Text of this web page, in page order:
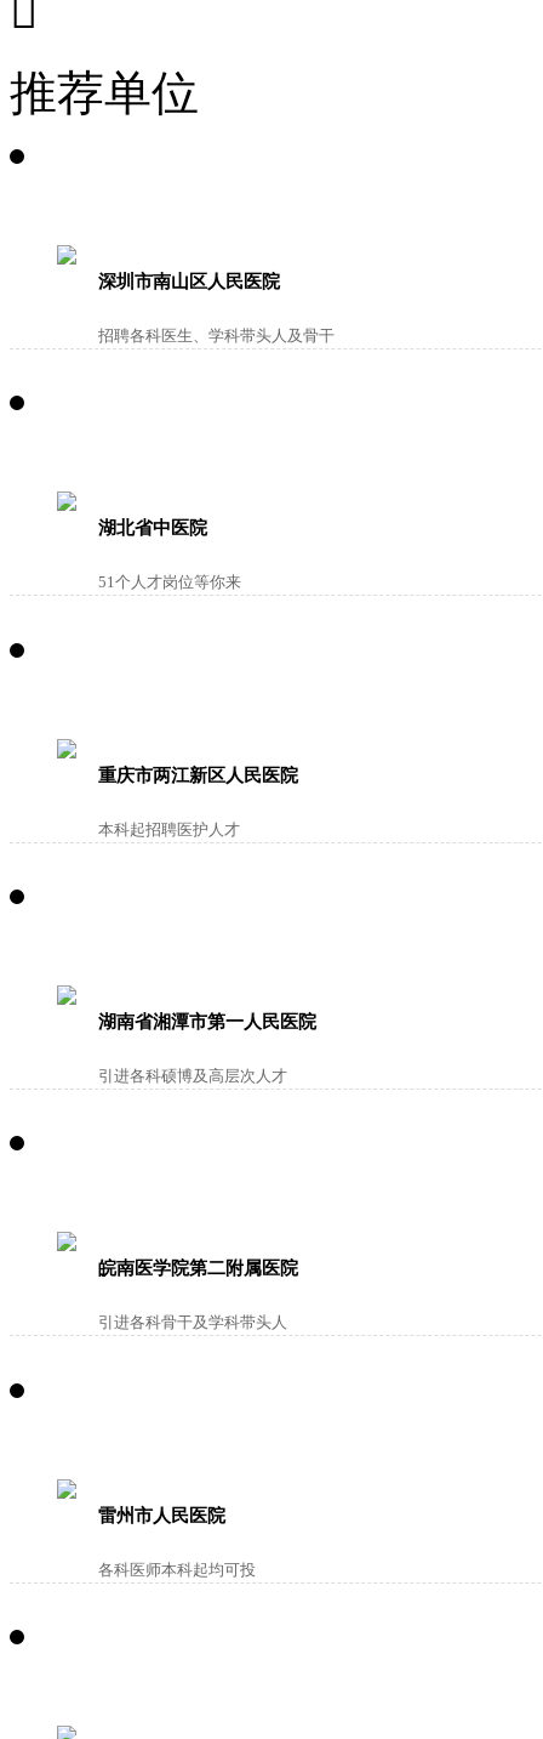

推荐单位
深圳市南山区人民医院
招聘各科医生、学科带头人及骨干
湖北省中医院
51个人才岗位等你来
重庆市两江新区人民医院
本科起招聘医护人才
湖南省湘潭市第一人民医院
引进各科硕博及高层次人才
皖南医学院第二附属医院
引进各科骨干及学科带头人
雷州市人民医院
各科医师本科起均可投